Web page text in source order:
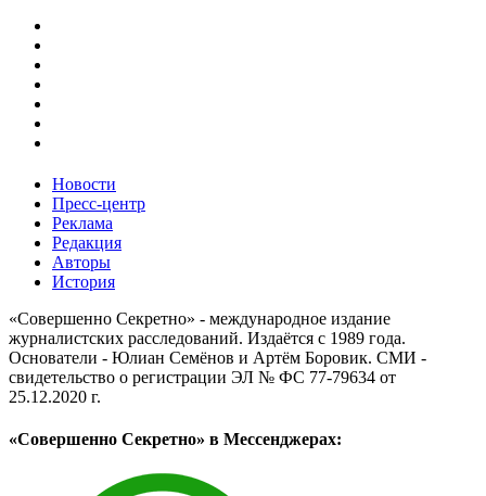
Новости
Пресс-центр
Реклама
Редакция
Авторы
История
«Совершенно Секретно» - международное издание
журналистских расследований. Издаётся с 1989 года.
Основатели - Юлиан Семёнов и Артём Боровик. CМИ -
свидетельство о регистрации ЭЛ № ФС 77-79634 от
25.12.2020 г.
«Совершенно Секретно» в Мессенджерах: